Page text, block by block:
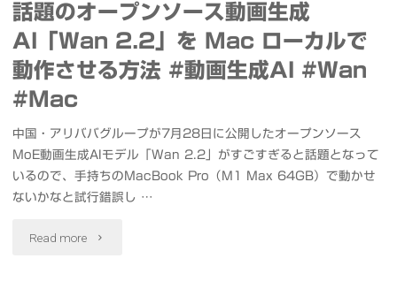
動
化
も
#Qwen
画
最
後
の
画
話題のオープンソース動画生成
AI「Wan 2.2」を Mac ローカルで
動作させる方法 #動画生成AI #Wan
#Mac
中国・アリババグループが7月28日に公開したオープンソース
MoE動画生成AIモデル「Wan 2.2」がすごすぎると話題となって
いるので、手持ちのMacBook Pro（M1 Max 64GB）で動かせ
ないかなと試行錯誤し …
Read more "話